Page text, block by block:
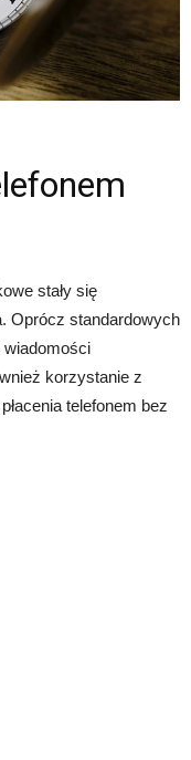
stały się
Oprócz standardowych
wiadomości
korzystanie z
telefonem bez